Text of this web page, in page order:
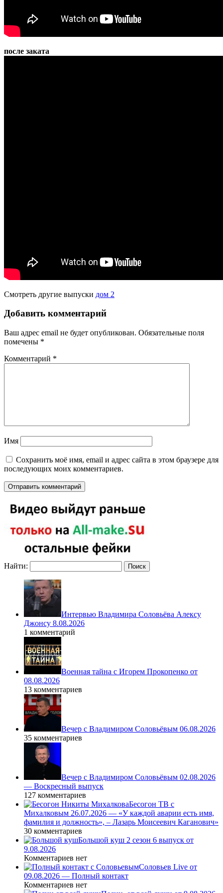
после заката
Смотреть другие выпуски дом 2
Добавить комментарий
Ваш адрес email не будет опубликован. Обязательные поля
помечены *
Комментарий *
Имя
Сохранить моё имя, email и адрес сайта в этом браузере для
последующих моих комментариев.
Найти:
Интервью Владимира Соловьёва Алексу
Джонсу 8.08.2026
1 комментарий
Военная тайна с Игорем Прокопенко от
08.08.2026
13 комментариев
Вечер с Владимиром Соловьёвым 06.08.2026
35 комментариев
Вечер с Владимиром Соловьёвым 02.08.2026
— Воскресный выпуск
127 комментариев
Бесогон ТВ с
Михалковым 26.07.2026 — «У каждой аварии есть имя,
фамилия и должность», – Лазарь Моисеевич Каганович»
30 комментариев
Большой куш 2 сезон 6 выпуск от
9.08.2026
Комментариев нет
Соловьев Live от
09.08.2026 — Полный контакт
Комментариев нет